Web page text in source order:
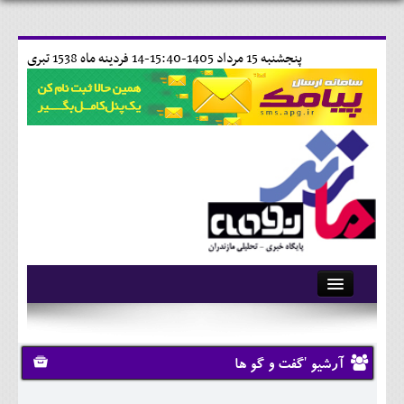
14 فردينه ماه 1538 تبری پنجشنبه 15 مرداد 1405-15:40-
آرشیو
تماس با ما
وبلاگ
آرشیو 'گفت و گو ها